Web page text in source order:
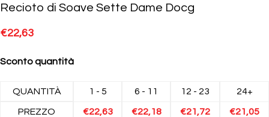
Recioto di Soave Sette Dame Docg
€22,63
Sconto quantità
QUANTITÀ 1 - 5 6 - 11 12 - 23 24+
PREZZO €22,63 €22,18 €21,72 €21,05